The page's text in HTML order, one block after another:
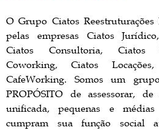
O Grupo Ciatos
pelas empresas Ciatos
Ciatos Consultoria, Ciatos
Coworking, Ciatos
CafeWorking. Somos um
PROPÓSITO de assessorar,
unificada, pequenas e
cumpram sua função social